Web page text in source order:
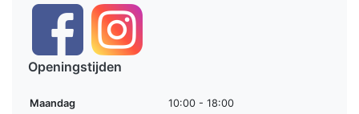
Openingstijden
Maandag
10:00 - 18:00